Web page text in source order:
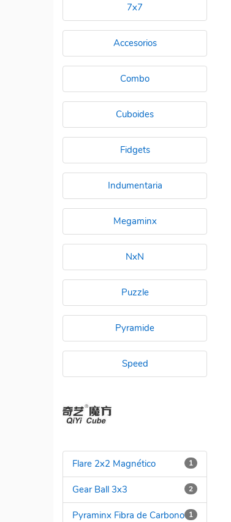
7x7
Accesorios
Combo
Cuboides
Fidgets
Indumentaria
Megaminx
NxN
Puzzle
Pyramide
Speed
1
Flare 2x2 Magnético
2
Gear Ball 3x3
1
Pyraminx Fibra de Carbono